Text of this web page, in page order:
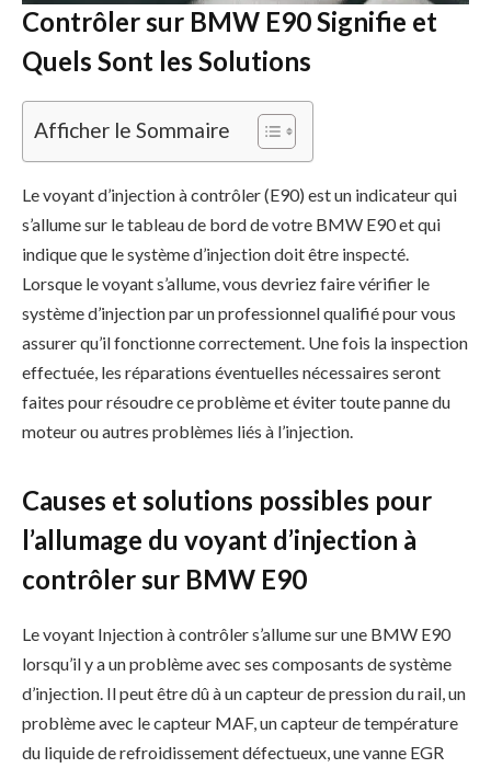
Contrôler sur BMW E90 Signifie et
Quels Sont les Solutions
Afficher le Sommaire
Le voyant d’injection à contrôler (E90) est un indicateur qui
s’allume sur le tableau de bord de votre BMW E90 et qui
indique que le système d’injection doit être inspecté.
Lorsque le voyant s’allume, vous devriez faire vérifier le
système d’injection par un professionnel qualifié pour vous
assurer qu’il fonctionne correctement. Une fois la inspection
effectuée, les réparations éventuelles nécessaires seront
faites pour résoudre ce problème et éviter toute panne du
moteur ou autres problèmes liés à l’injection.
Causes et solutions possibles pour
l’allumage du voyant d’injection à
contrôler sur BMW E90
Le voyant Injection à contrôler s’allume sur une BMW E90
lorsqu’il y a un problème avec ses composants de système
d’injection. Il peut être dû à un capteur de pression du rail, un
problème avec le capteur MAF, un capteur de température
du liquide de refroidissement défectueux, une vanne EGR